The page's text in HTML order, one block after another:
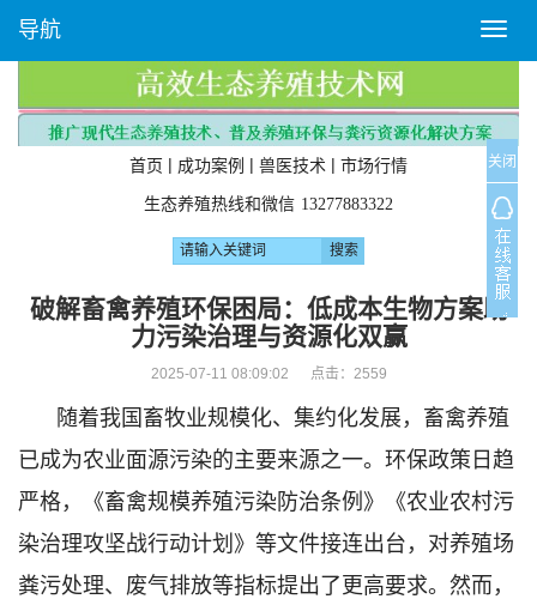
T
o
g
l
e
n
a
v
i
g
a
n
导航
首页 | 成功案例 | 兽医技术 | 市场行情
生态养殖热线和微信 13277883322
破解畜禽养殖环保困局：低成本生物方案助
力污染治理与资源化双赢
2025-07-11 08:09:02 点击： 2559
随着我国畜牧业规模化、集约化发展，畜禽养殖
已成为农业面源污染的主要来源之一。环保政策日趋
严格，《畜禽规模养殖污染防治条例》《农业农村污
染治理攻坚战行动计划》等文件接连出台，对养殖场
粪污处理、废气排放等指标提出了更高要求。然而，
关闭